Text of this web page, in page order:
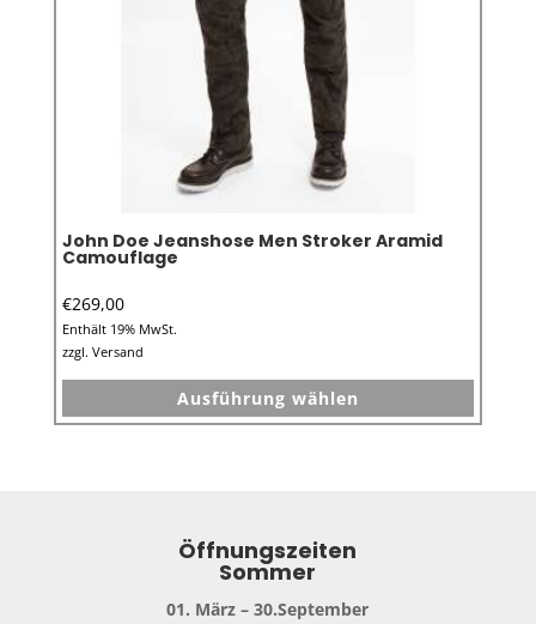
John Doe Jeanshose Men Stroker Aramid
Camouflage
€269,00
Enthält 19% MwSt.
zzgl. Versand
Ausführung wählen
Dieses
weist
Öffnungszeiten
Sommer
01. März – 30.September